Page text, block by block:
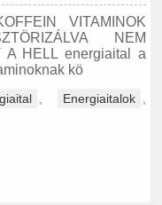
VITAMINOK
NEM
A HELL energiaital a
kö
Energiaitalok